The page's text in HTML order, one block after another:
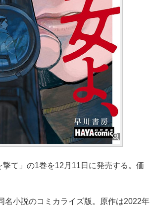
て」の1巻を12月11日に発売する。価
小説のコミカライズ版。原作は2022年